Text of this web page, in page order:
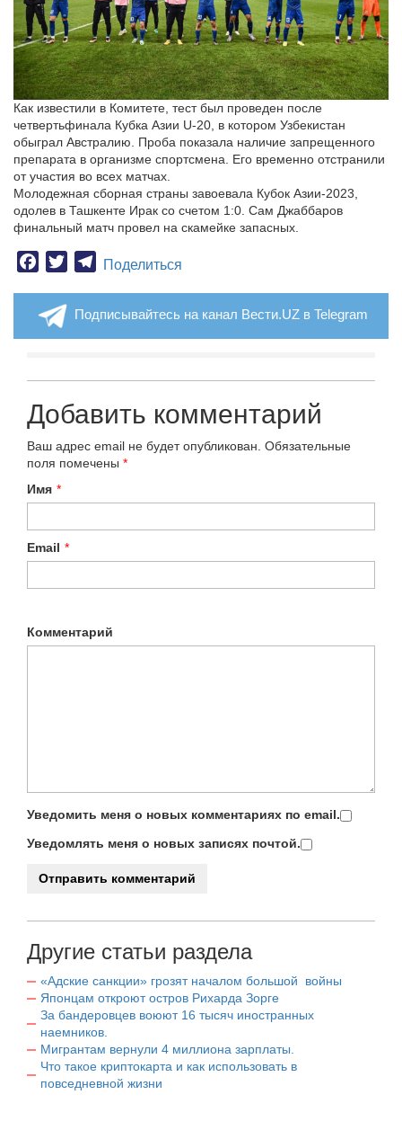
Как известили в Комитете, тест был проведен после
четвертьфинала Кубка Азии U-20, в котором Узбекистан
обыграл Австралию. Проба показала наличие запрещенного
препарата в организме спортсмена. Его временно отстранили
от участия во всех матчах.
Молодежная сборная страны завоевала Кубок Азии-2023,
одолев в Ташкенте Ирак со счетом 1:0. Сам Джаббаров
финальный матч провел на скамейке запасных.
Facebook
TwitterTelegram
Поделиться
Подписывайтесь на канал Вести.UZ в Telegram
Добавить комментарий
Ваш адрес email не будет опубликован. Обязательные
поля помечены *
Имя *
Email *
Комментарий
Уведомить меня о новых комментариях по email.
Уведомлять меня о новых записях почтой.
Другие статьи раздела
«Адские санкции» грозят началом большой войны
Японцам откроют остров Рихарда Зорге
За бандеровцев воюют 16 тысяч иностранных
наемников.
Мигрантам вернули 4 миллиона зарплаты.
Что такое криптокарта и как использовать в
повседневной жизни